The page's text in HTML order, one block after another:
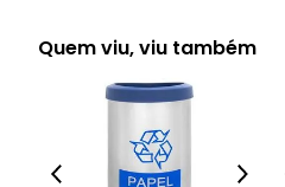
Quem viu, viu também